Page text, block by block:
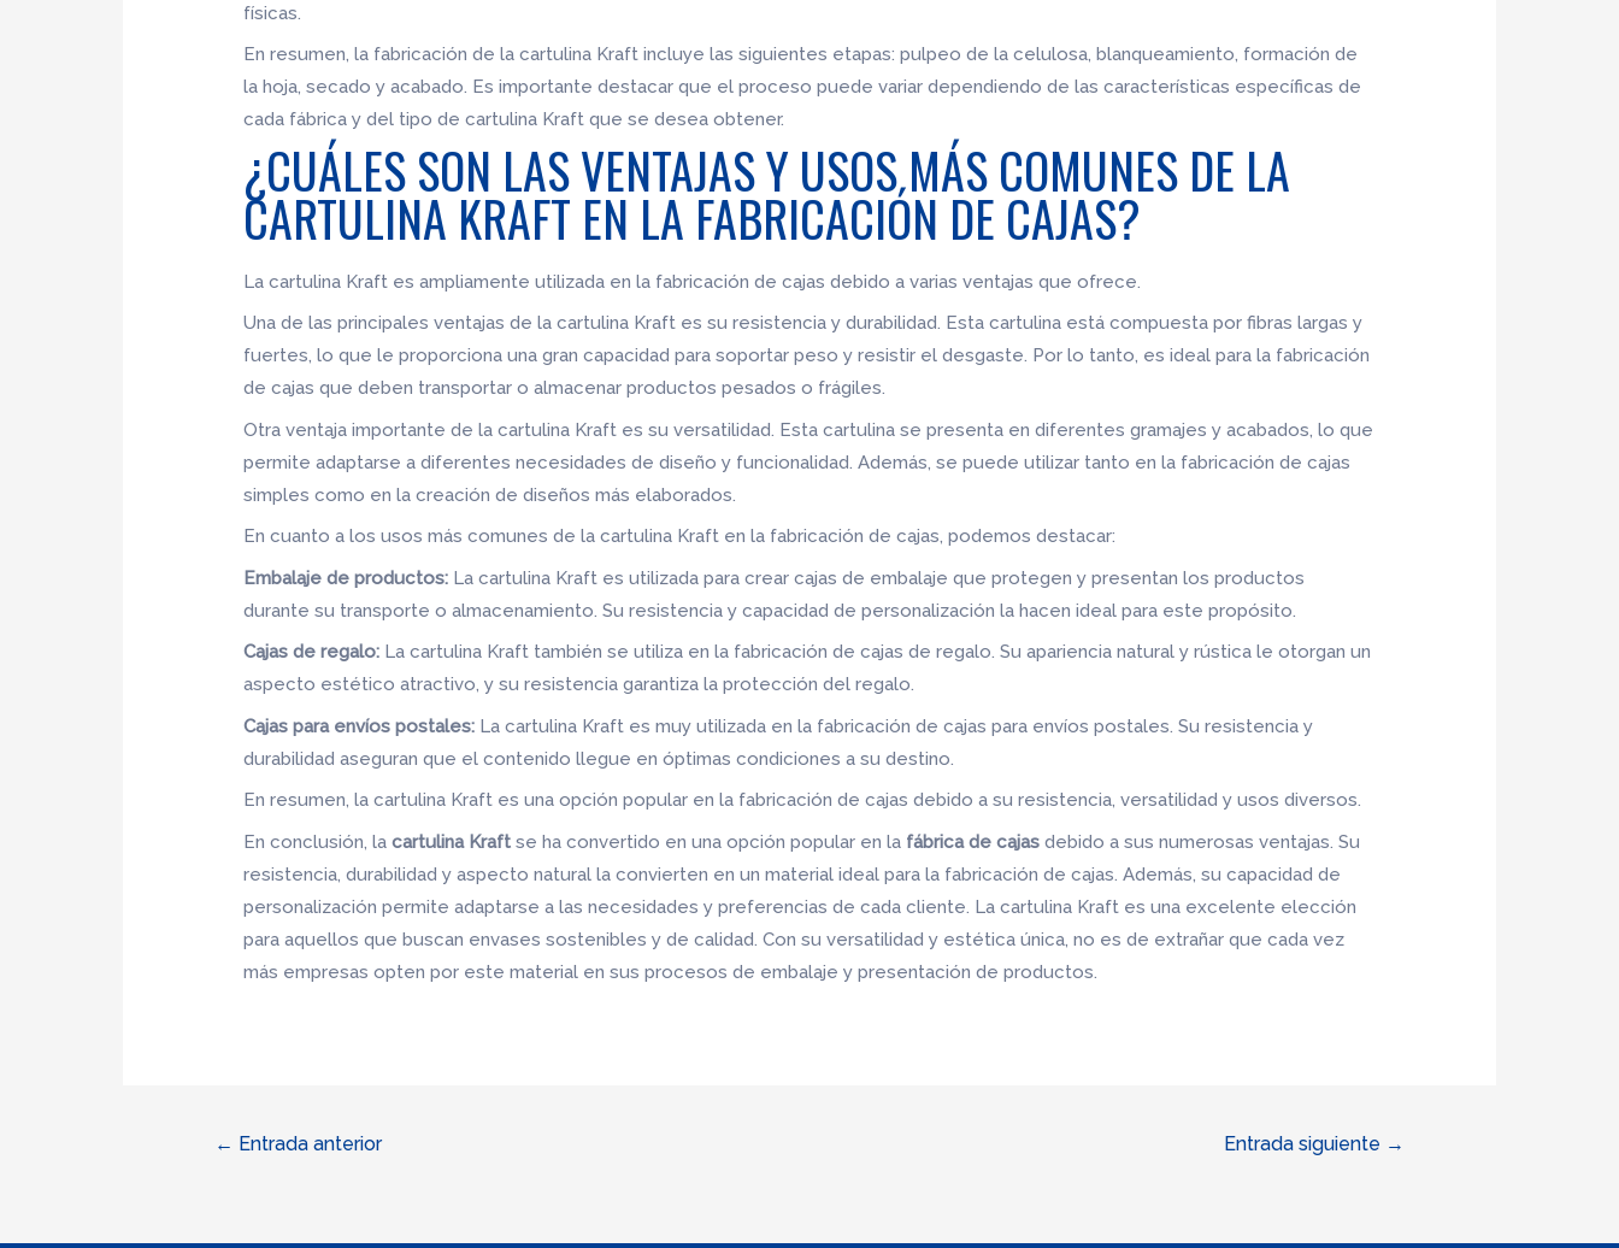
físicas.
En resumen, la fabricación de la cartulina Kraft incluye las siguientes etapas: pulpeo de la celulosa, blanqueamiento, formación de
la hoja, secado y acabado. Es importante destacar que el proceso puede variar dependiendo de las características específicas de
cada fábrica y del tipo de cartulina Kraft que se desea obtener.
¿CUÁLES SON LAS VENTAJAS Y USOS MÁS COMUNES DE LA
CARTULINA KRAFT EN LA FABRICACIÓN DE CAJAS?
La cartulina Kraft es ampliamente utilizada en la fabricación de cajas debido a varias ventajas que ofrece.
Una de las principales ventajas de la cartulina Kraft es su resistencia y durabilidad. Esta cartulina está compuesta por fibras largas y
fuertes, lo que le proporciona una gran capacidad para soportar peso y resistir el desgaste. Por lo tanto, es ideal para la fabricación
de cajas que deben transportar o almacenar productos pesados o frágiles.
Otra ventaja importante de la cartulina Kraft es su versatilidad. Esta cartulina se presenta en diferentes gramajes y acabados, lo que
permite adaptarse a diferentes necesidades de diseño y funcionalidad. Además, se puede utilizar tanto en la fabricación de cajas
simples como en la creación de diseños más elaborados.
En cuanto a los usos más comunes de la cartulina Kraft en la fabricación de cajas, podemos destacar:
Embalaje de productos: La cartulina Kraft es utilizada para crear cajas de embalaje que protegen y presentan los productos
durante su transporte o almacenamiento. Su resistencia y capacidad de personalización la hacen ideal para este propósito.
Cajas de regalo: La cartulina Kraft también se utiliza en la fabricación de cajas de regalo. Su apariencia natural y rústica le otorgan un
aspecto estético atractivo, y su resistencia garantiza la protección del regalo.
Cajas para envíos postales: La cartulina Kraft es muy utilizada en la fabricación de cajas para envíos postales. Su resistencia y
durabilidad aseguran que el contenido llegue en óptimas condiciones a su destino.
En resumen, la cartulina Kraft es una opción popular en la fabricación de cajas debido a su resistencia, versatilidad y usos diversos.
En conclusión, lacartulina Kraft se ha convertido en una opción popular en la fábrica de cajas debido a sus numerosas ventajas. Su
resistencia, durabilidad y aspecto natural la convierten en un material ideal para la fabricación de cajas. Además, su capacidad de
personalización permite adaptarse a las necesidades y preferencias de cada cliente. La cartulina Kraft es una excelente elección
para aquellos que buscan envases sostenibles y de calidad. Con su versatilidad y estética única, no es de extrañar que cada vez
más empresas opten por este material en sus procesos de embalaje y presentación de productos.
Navegación
← Entrada anterior Entrada siguiente →